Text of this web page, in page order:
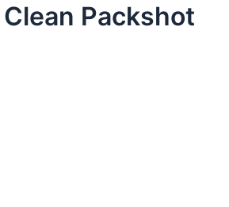
Packshot